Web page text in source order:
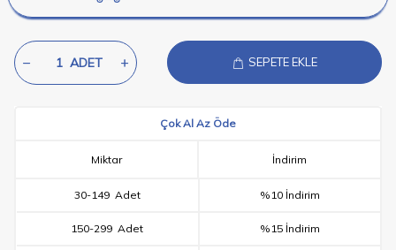
ADET SEPETE EKLE
Çok Al Az Öde
Miktar İndirim
30-149Adet %10 İndirim
150-299 Adet %15 İndirim